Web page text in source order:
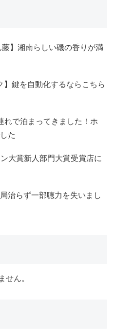
藤】湘南らしい磯の香りが満
】鍵を自動化するならこちら
れで泊まってきました！ホ
た
大賞新人部門大賞受賞店に
治らず一部聴力を失いまし
せん。